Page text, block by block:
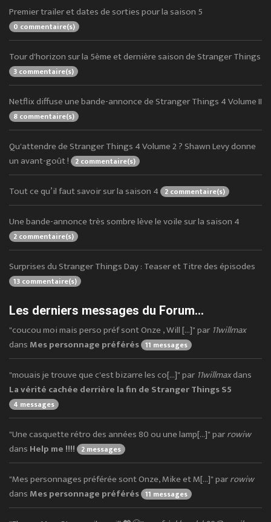
Premier trailer et dates de sorties pour la saison 5
0 commentaire(s)
Tour d'horizon sur la 5ème et dernière saison de Stranger Things
3 commentaire(s)
Netflix diffuse une bande-annonce de Stranger Things 4 Volume II
8 commentaire(s)
Qu'attendre de Stranger Things 4 Volume 2 ? Shawn Levy donne
un avant-goût ! 2 commentaire(s)
Tout ce qu’il faut savoir sur la saison 4 2 commentaire(s)
Une bande-annonce très sombre lève le voile sur la saison 4
2 commentaire(s)
Surprises du Stranger Things Day : Teaser et Titre des épisodes
13 commentaire(s)
Les derniers messages du Forum...
"coucou moi mais perso préf sont Onze , Will [...]" par 11willmax
dans Mes personnage préférés 11 messages
"mouais je trouve que c'est bizarre les co[...]" par 11willmaxdans
La vérité cachée derrière la fin de Stranger Things S5
4 messages
"Une casquette rétro des années 80 ou une lamp[...]" parrowiw
dans Help me !!!! 2 messages
"Mes personnages préférée sont Onze, Mike et M[...]" parrowiw
dans Mes personnage préférés 11 messages